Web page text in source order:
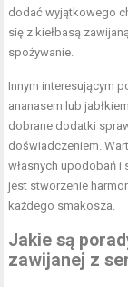
dodać wyjątkowego
się z kiełbasą
spożywanie.
Innym interesującym
ananasem lub
dobrane dodatki
doświadczeniem.
własnych upodobań
jest stworzenie
każdego smakosza.
Jakie są
zawijanej z